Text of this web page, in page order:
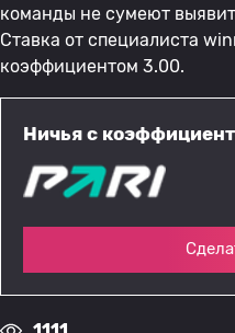
команды не сумеют
Ставка от специалиста
коэффициентом 3.00.
Ничья с